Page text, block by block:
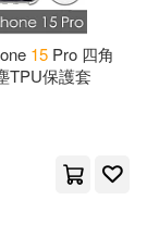
15 Pro 四角
TPU保護套